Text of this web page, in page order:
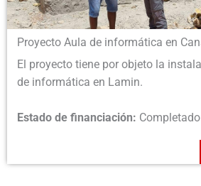
Proyecto Aula de informática en
El proyecto tiene por objeto la
de informática en Lamin.
Estado de financiación: Completado